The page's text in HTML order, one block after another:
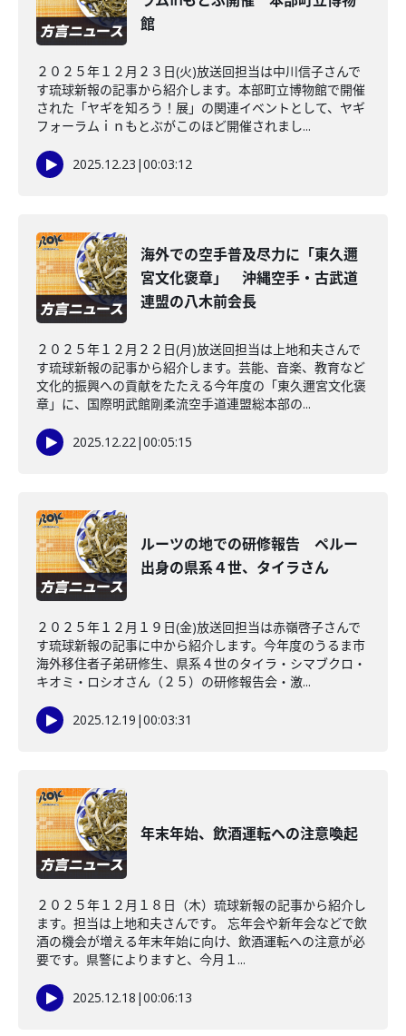
館
２０２５年１２月２３日(火)放送回担当は中川信子さんで
す琉球新報の記事から紹介します。本部町立博物館で開催
された「ヤギを知ろう！展」の関連イベントとして、ヤギ
フォーラムｉｎもとぶがこのほど開催されまし...
2025.12.23 |00:03:12
海外での空手普及尽力に「東久邇
宮文化褒章」 沖縄空手・古武道
連盟の八木前会長
２０２５年１２月２２日(月)放送回担当は上地和夫さんで
す琉球新報の記事から紹介します。芸能、音楽、教育など
文化的振興への貢献をたたえる今年度の「東久邇宮文化褒
章」に、国際明武館剛柔流空手道連盟総本部の...
2025.12.22|00:05:15
ルーツの地での研修報告 ペルー
出身の県系４世、タイラさん
２０２５年１２月１９日(金)放送回担当は赤嶺啓子さんで
す琉球新報の記事に中から紹介します。今年度のうるま市
海外移住者子弟研修生、県系４世のタイラ・シマブクロ・
キオミ・ロシオさん（２５）の研修報告会・激...
2025.12.19 |00:03:31
年末年始、飲酒運転への注意喚起
２０２５年１２月１８日（木）琉球新報の記事から紹介し
ます。担当は上地和夫さんです。 忘年会や新年会などで飲
酒の機会が増える年末年始に向け、飲酒運転への注意が必
要です。県警によりますと、今月１...
2025.12.18 |00:06:13